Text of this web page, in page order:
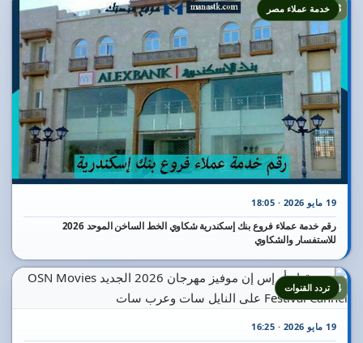
23
19 مايو 2026 · 18:05
رقم خدمة عملاء فروع بنك إسكندرية شكاوي الخط الساخن الموحد 2026
للاستفسار والشكاوي
خدمة عملاء مصر
24
19 مايو 2026 · 16:25
تردد القنوات